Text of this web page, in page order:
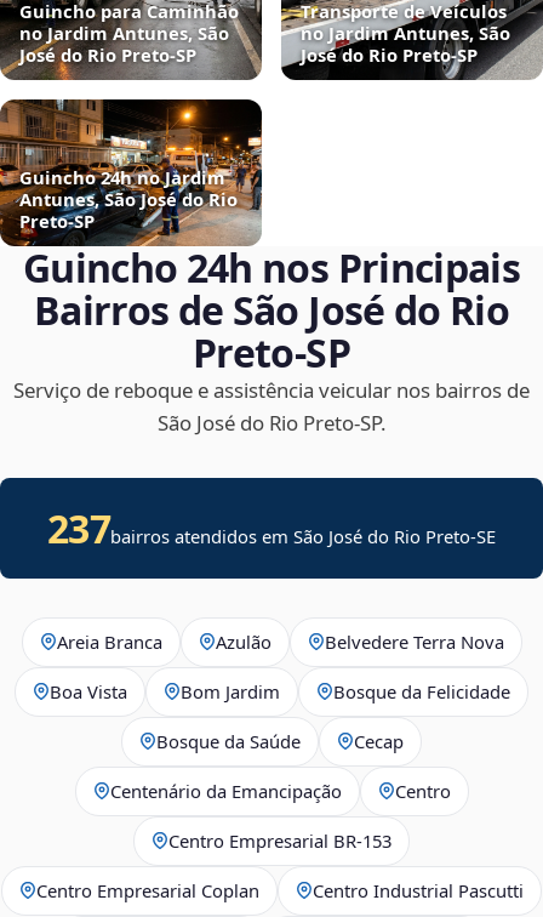
Guincho para Caminhão
no Jardim Antunes, São
José do Rio Preto‑SP
Transporte de Veículos
no Jardim Antunes, São
José do Rio Preto‑SP
Guincho 24h no Jardim
Antunes, São José do Rio
Preto‑SP
Guincho 24h nos Principais
Bairros de São José do Rio
Preto‑SP
Serviço de reboque e assistência veicular nos bairros de
São José do Rio Preto‑SP.
237bairros atendidos emSão José do Rio Preto-SE
Areia Branca Azulão Belvedere Terra Nova
Boa Vista Bom Jardim Bosque da Felicidade
Bosque da Saúde Cecap
Centenário da Emancipação Centro
Centro Empresarial BR-153
Centro Empresarial Coplan Centro Industrial Pascutti